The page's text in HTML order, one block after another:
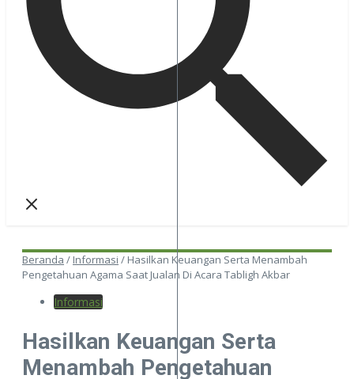
Beranda / Informasi / Hasilkan Keuangan Serta Menambah
Pengetahuan Agama Saat Jualan Di Acara Tabligh Akbar
Informasi
Hasilkan Keuangan Serta
Menambah Pengetahuan